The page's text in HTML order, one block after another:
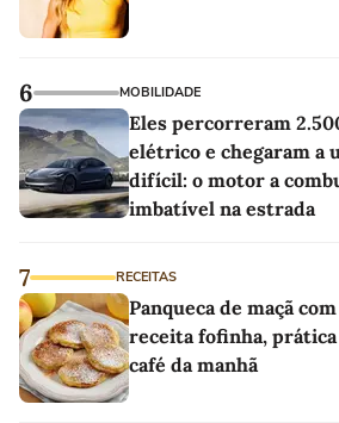
6 MOBILIDADE
Eles percorreram
elétrico e chegaram a
difícil: o motor a
imbatível na estrada
7 RECEITAS
Panqueca de maçã
receita fofinha,
café da manhã